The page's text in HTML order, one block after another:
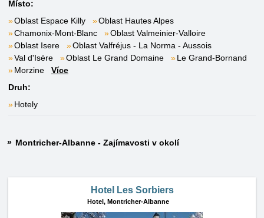
Místo:
Oblast Espace Killy
Oblast Hautes Alpes
Chamonix-Mont-Blanc
Oblast Valmeinier-Valloire
Oblast Isere
Oblast Valfréjus - La Norma - Aussois
Val d'Isère
Oblast Le Grand Domaine
Le Grand-Bornand
Morzine
Více
Druh:
Hotely
Montricher-Albanne - Zajímavosti v okolí
Hotel Les Sorbiers
Hotel, Montricher-Albanne